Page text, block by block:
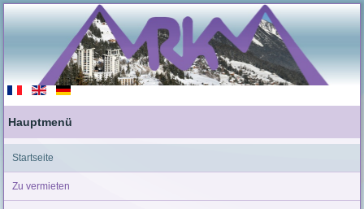
Hauptmenü
Startseite
Zu vermieten